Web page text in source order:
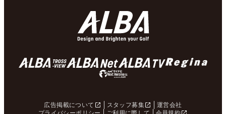
広告掲載について スタッフ募集
運営会社